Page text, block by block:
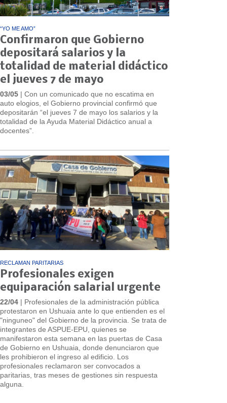
“YO ME AMO”
Confirmaron que Gobierno
depositará salarios y la
totalidad de material didáctico
el jueves 7 de mayo
03/05 | Con un comunicado que no escatima en
auto elogios, el Gobierno provincial confirmó que
depositarán “el jueves 7 de mayo los salarios y la
totalidad de la Ayuda Material Didáctico anual a
docentes”.
RECLAMAN PARITARIAS
Profesionales exigen
equiparación salarial urgente
22/04 | Profesionales de la administración pública
protestaron en Ushuaia ante lo que entienden es el
"ninguneo" del Gobierno de la provincia. Se trata de
integrantes de ASPUE-EPU, quienes se
manifestaron esta semana en las puertas de Casa
de Gobierno en Ushuaia, donde denunciaron que
les prohibieron el ingreso al edificio. Los
profesionales reclamaron ser convocados a
paritarias, tras meses de gestiones sin respuesta
alguna.